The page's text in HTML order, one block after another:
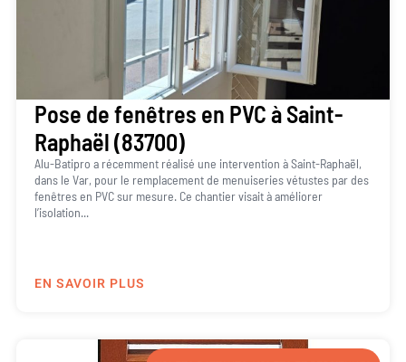
Pose de fenêtres en PVC à Saint-
Raphaël (83700)
Alu-Batipro a récemment réalisé une intervention à Saint-Raphaël,
dans le Var, pour le remplacement de menuiseries vétustes par des
fenêtres en PVC sur mesure. Ce chantier visait à améliorer
l’isolation...
EN SAVOIR PLUS